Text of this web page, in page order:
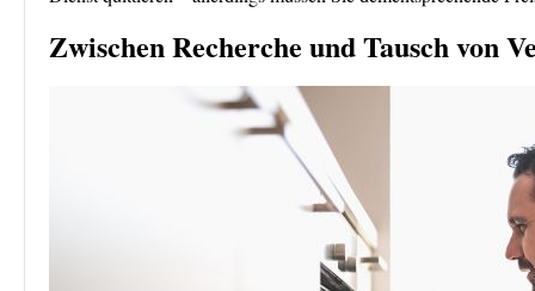
Zwischen Recherche und Tausch von